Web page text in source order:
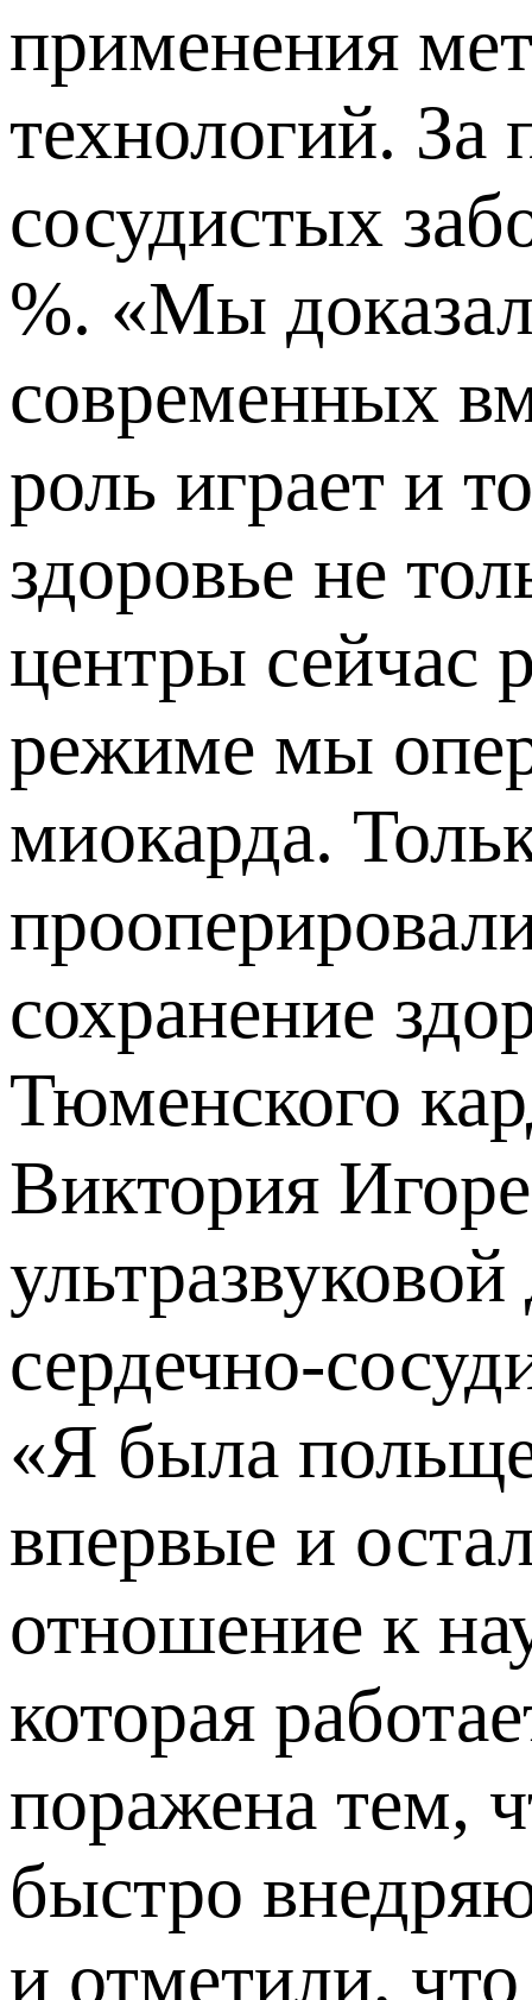
применения
технологий. За
сосудистых
%. «Мы
современных
роль играет и
здоровье не
центры сейчас
режиме мы
миокарда.
сохранение
Тюменского
Виктория
сердечно-
«Я была
впервые и
отношение к
которая
поражена тем,
быстро
и отметили,